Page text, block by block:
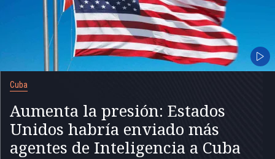
Cuba
Aumenta la presión: Estados
Unidos habría enviado más
agentes de Inteligencia a Cuba